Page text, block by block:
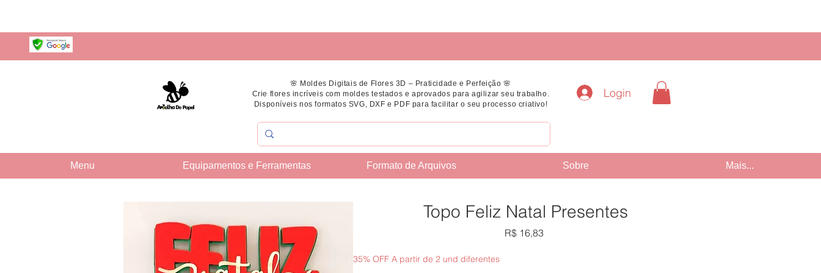
🌸 Moldes Digitais de Flores 3D – Praticidade e Perfeição 🌸
Crie flores incríveis com moldes testados e aprovados para agilizar seu trabalho.
Disponíveis nos formatos SVG, DXF e PDF para facilitar o seu processo criativo!
Login
Menu Equipamentos e Ferramentas Formato de Arquivos Sobre Mais...
Topo Feliz Natal Presentes
R$ 16,83Preço
35% OFF A partir de 2 und diferentes